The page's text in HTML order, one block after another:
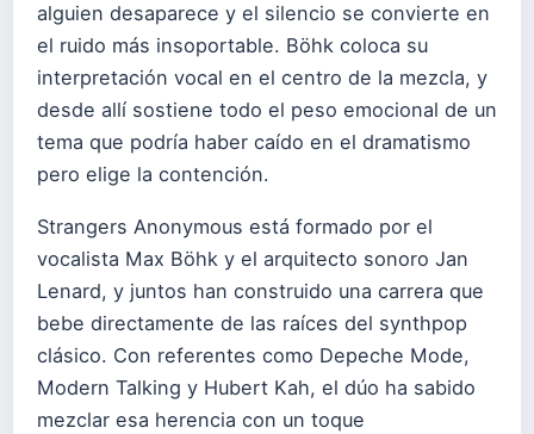
alguien desaparece y el silencio se convierte en
el ruido más insoportable. Böhk coloca su
interpretación vocal en el centro de la mezcla, y
desde allí sostiene todo el peso emocional de un
tema que podría haber caído en el dramatismo
pero elige la contención.
Strangers Anonymous está formado por el
vocalista Max Böhk y el arquitecto sonoro Jan
Lenard, y juntos han construido una carrera que
bebe directamente de las raíces del synthpop
clásico. Con referentes como Depeche Mode,
Modern Talking y Hubert Kah, el dúo ha sabido
mezclar esa herencia con un toque